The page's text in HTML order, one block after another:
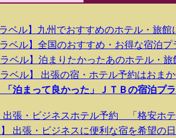
ラベル】九州でおすすめのホテル・旅館
ラベル】全国のおすすめ・お得な宿泊プ
ラベル】泊まりたかったあのホテル・旅
ラベル】 出張の宿・ホテル予約はおま
「泊まって良かった」ＪＴＢの宿泊プ
出張・ビジネスホテル予約 「格安ホ
】 出張・ビジネスに便利な宿を希望の